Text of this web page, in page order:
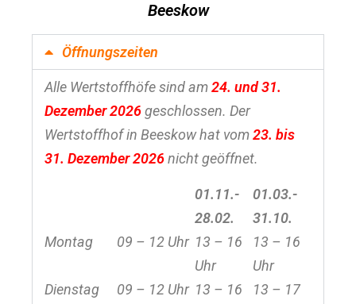
Beeskow
Öffnungszeiten
Alle Wertstoffhöfe sind am24. und 31.
Dezember 2026geschlossen. Der
Wertstoffhof in Beeskow hat vom23. bis
31. Dezember 2026nicht geöffnet.
01.11.-
28.02.
01.03.-
31.10.
Montag
09 – 12 Uhr 13 – 16
Uhr
13 – 16
Uhr
Dienstag
09 – 12 Uhr 13 – 16
13 – 17